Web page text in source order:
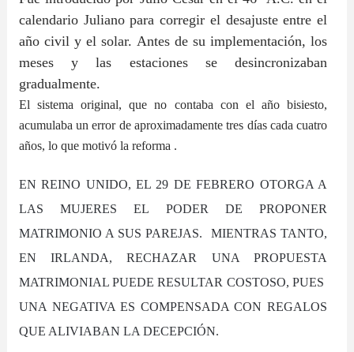
calendario Juliano para corregir el desajuste entre el
año civil y el solar. Antes de su implementación, los
meses y las estaciones se desincronizaban
gradualmente.
El sistema original, que no contaba con el año bisiesto,
acumulaba un error de aproximadamente tres días cada cuatro
años, lo que motivó la reforma .
EN REINO UNIDO, EL 29 DE FEBRERO OTORGA A
LAS MUJERES EL PODER DE PROPONER
MATRIMONIO A SUS PAREJAS. MIENTRAS TANTO,
EN IRLANDA, RECHAZAR UNA PROPUESTA
MATRIMONIAL PUEDE RESULTAR COSTOSO, PUES
UNA NEGATIVA ES COMPENSADA CON REGALOS
QUE ALIVIABAN LA DECEPCIÓN.